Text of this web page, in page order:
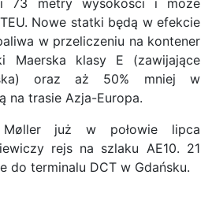
Nowe statki będą w efekcie
w przeliczeniu na kontener
Maerska klasy E (zawijające
oraz aż 50% mniej w
na trasie Azja-Europa.
już w połowie lipca
rejs na szlaku AE10. 21
do terminalu DCT w Gdańsku.